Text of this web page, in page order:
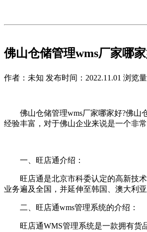
佛山仓储管理wms厂家哪
作者：未知 发布时间：2022.11.01 浏览
佛山仓储管理wms厂家哪家好?佛山仓
经验丰富，对于佛山企业来说是一个非
一、旺店通介绍：
旺店通是北京市科委认定的高新技术
业务遍及全国，并延伸至韩国、澳大利亚
二、旺店通wms管理系统的介绍：
旺店通WMS管理系统是一款拥有货品